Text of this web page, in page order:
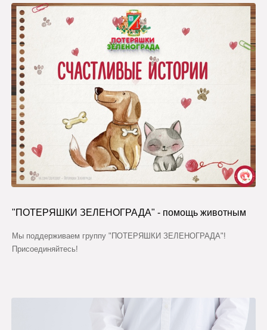
"ПОТЕРЯШКИ ЗЕЛЕНОГРАДА" - помощь животным
Мы поддерживаем группу "ПОТЕРЯШКИ ЗЕЛЕНОГРАДА"!
Присоединяйтесь!